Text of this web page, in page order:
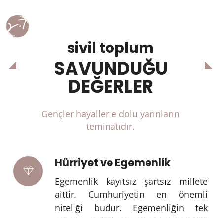
sivil toplum
SAVUNDUĞU
DEĞERLER
Gençler hayallerle dolu yarınların
teminatıdır.
Hürriyet ve Egemenlik
Egemenlik kayıtsız şartsız millete
aittir. Cumhuriyetin en önemli
niteliği budur. Egemenliğin tek